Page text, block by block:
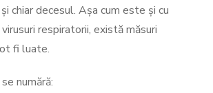
chiar decesul. Așa cum este și cu
respiratorii, există măsuri
fi luate.
numără: